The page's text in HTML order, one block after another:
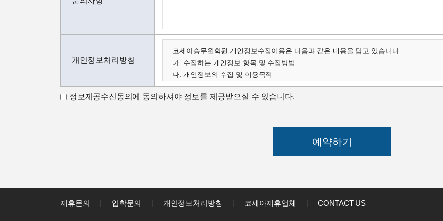
개인정보처리방침
코세아승무원학원 개인정보수집이용은 다음과 같은 내용을 담고 있습니다.
가. 수집하는 개인정보 항목 및 수집방법
나. 개인정보의 수집 및 이용목적
다. 수집한 개인정보의 보유 및 이용기간
가. 수집하는 개인정보 항목 및 수집방법
코세아 스튜어디스 아카데미는 다음과 같은 방법으로 개인정보를 수집합니다.
- 홈페이지 내 상담신청(입학문의, 상담신청)
- 신규 서비스(강좌) 개발 및 특화, 이벤트 등 광고성 정보 전달
정보제공수신동의에 동의하셔야 정보를 제공받으실 수 있습니다.
제휴문의 | 입학문의 | 개인정보처리방침 | 코세아제휴업체 | CONTACT US